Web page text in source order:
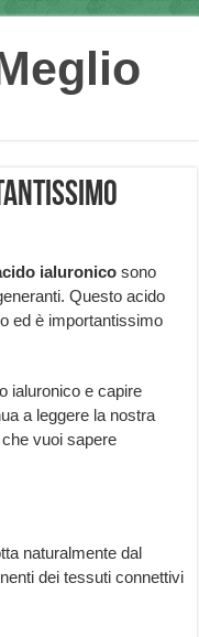
ialuronico sono
Questo acido
ed è importantissimo
ialuronico e capire
a leggere la nostra
vuoi sapere
naturalmente dal
dei tessuti connettivi